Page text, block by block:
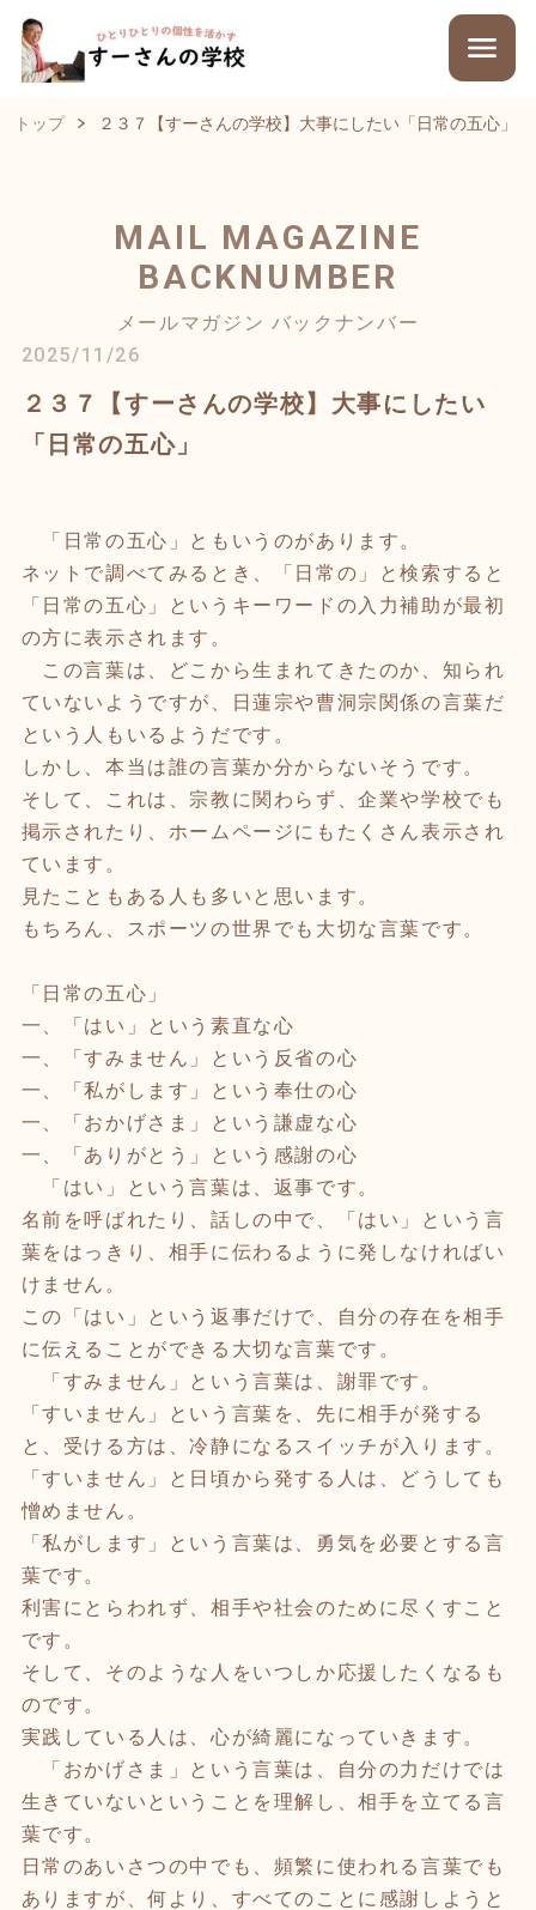
トップ ２３７【すーさんの学校】大事にしたい「日常の五心」
MAIL MAGAZINE
BACKNUMBER
メールマガジン バックナンバー
2025/11/26
２３７【すーさんの学校】大事にしたい
「日常の五心」
「日常の五心」ともいうのがあります。
ネットで調べてみるとき、「日常の」と検索すると
「日常の五心」というキーワードの入力補助が最初
の方に表示されます。
この言葉は、どこから生まれてきたのか、知られ
ていないようですが、日蓮宗や曹洞宗関係の言葉だ
という人もいるようだです。
しかし、本当は誰の言葉か分からないそうです。
そして、これは、宗教に関わらず、企業や学校でも
掲示されたり、ホームページにもたくさん表示され
ています。
見たこともある人も多いと思います。
もちろん、スポーツの世界でも大切な言葉です。
「日常の五心」
一、「はい」という素直な心
一、「すみません」という反省の心
一、「私がします」という奉仕の心
一、「おかげさま」という謙虚な心
一、「ありがとう」という感謝の心
「はい」という言葉は、返事です。
名前を呼ばれたり、話しの中で、「はい」という言
葉をはっきり、相手に伝わるように発しなければい
けません。
この「はい」という返事だけで、自分の存在を相手
に伝えることができる大切な言葉です。
「すみません」という言葉は、謝罪です。
「すいません」という言葉を、先に相手が発する
と、受ける方は、冷静になるスイッチが入ります。
「すいません」と日頃から発する人は、どうしても
憎めません。
「私がします」という言葉は、勇気を必要とする言
葉です。
利害にとらわれず、相手や社会のために尽くすこと
です。
そして、そのような人をいつしか応援したくなるも
のです。
実践している人は、心が綺麗になっていきます。
「おかげさま」という言葉は、自分の力だけでは
生きていないということを理解し、相手を立てる言
葉です。
日常のあいさつの中でも、頻繁に使われる言葉でも
ありますが、何より、すべてのことに感謝しようと